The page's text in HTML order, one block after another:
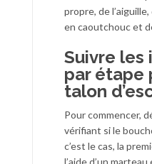
propre, de
en caoutchouc et
Suivre les
par étape
talon
Pourcommencer,
vérifiant sile
c’est le cas, la
l’aide d’un